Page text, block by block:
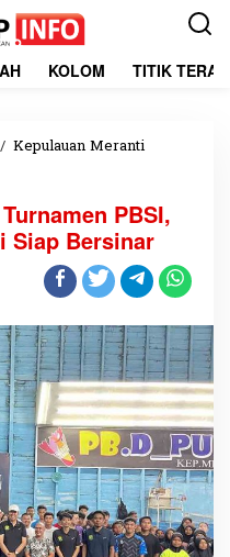
KOLOM TITIK
/ Kepulauan Meranti
u
p
M
u
z
m
i
l
B
u
k
a
T
u
r
n
a
PBSI,
Siap Bersinar